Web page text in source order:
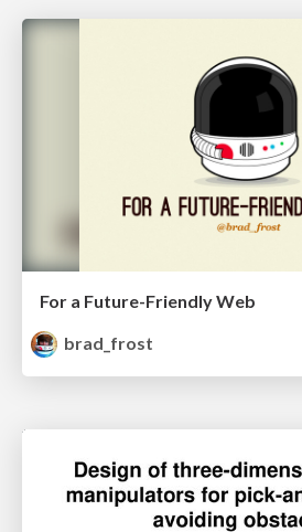
For a Future-Friendly Web
brad_frost